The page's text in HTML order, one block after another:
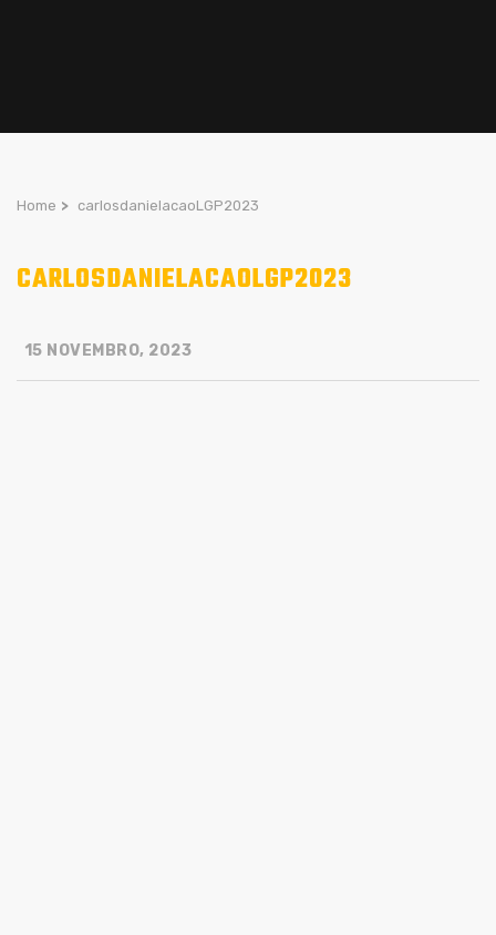
Home > carlosdanielacaoLGP2023
CARLOSDANIELACAOLGP2023
15 NOVEMBRO, 2023